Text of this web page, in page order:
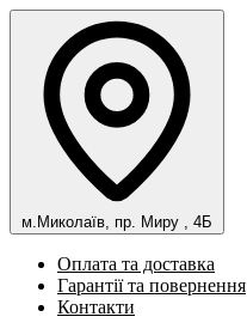
м.Миколаїв, пр. Миру , 4Б
Оплата та доставка
Гарантії та повернення
Контакти